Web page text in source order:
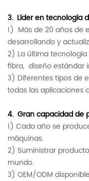
3. Líder en tecnología
1) Más de 20 años de
desarrollando y
2) La última
fibra, diseño estándar
3) Diferentes tipos de
todas las aplicaciones
4. Gran capacidad de
1) Cada año se
máquinas.
2) Suministrar
mundo.
3) OEM/ODM